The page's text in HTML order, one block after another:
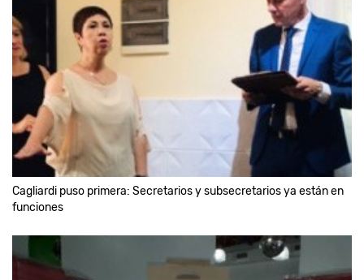
Cagliardi puso primera: Secretarios y subsecretarios ya están en
funciones